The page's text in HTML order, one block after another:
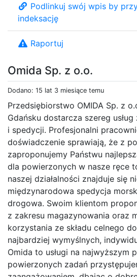
Omida Sp. z o.o.
Dodano: 15 lat 3 miesiące temu
Przedsiębiorstwo OMIDA Sp. z
Gdańsku dostarcza szereg
i spedycji. Profesjonalni
doświadczenie sprawiają, że z
zaproponujemy Państwu
dla powierzonych w nasze ręce
naszej działalności znajduje się
międzynarodowa spedycja
drogowa. Swoim klientom
z zakresu magazynowania oraz
korzystania ze składu celnego
najbardziej wymyślnych,
Omida to usługi na najwyższym
powierzonych zadań
Podlinkuj swój wpis by
indeksację
Raportuj